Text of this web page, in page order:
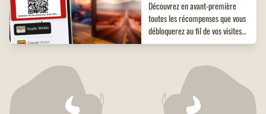
Découvrez en avant-première
toutes les récompenses que vous
débloquerez au fil de vos visites
dans nos restaurants. Avec son
sûrs d'être gagnant.
Commandez à emporter chez
Buffalo Grill, votre restaurant
s'occupe de tout, pour un dîner en
famille ou entre amis, ou bien